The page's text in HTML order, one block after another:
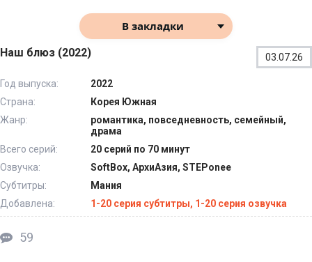
В закладки
Наш блюз (2022) 03.07.26
Год выпуска:
2022
Страна:
Корея Южная
Жанр:
романтика, повседневность, семейный,
драма
Всего серий:
20 серий по 70 минут
Озвучка:
SoftBox, АрхиАзия, STEPonee
Субтитры:
Мания
Добавлена:
1-20 серия субтитры, 1-20 серия озвучка
59